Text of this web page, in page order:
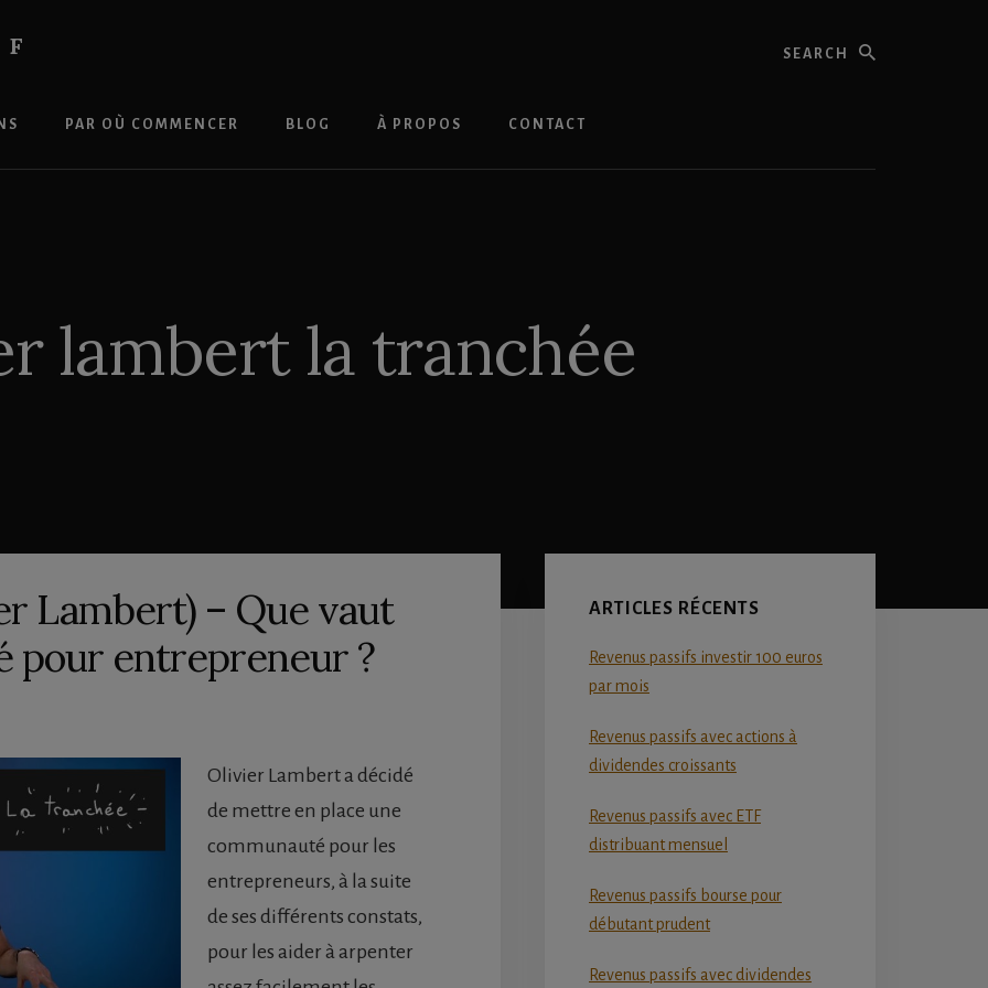
PAR OÙ COMMENCER BLOG À PROPOS CONTACT
lambert la tranchée
Lambert) – Que vaut
pour entrepreneur ?
Olivier Lambert a décidé
de mettre en place une
communauté pour les
entrepreneurs, à la suite
de ses différents constats,
pour les aider à arpenter
Sidebar
ARTICLES RÉCENTS
Revenus passifs investir 100 euros
par mois
Revenus passifs avec actions à
dividendes croissants
Revenus passifs avec ETF
distribuant mensuel
Revenus passifs bourse pour
débutant prudent
Revenus passifs avec dividendes